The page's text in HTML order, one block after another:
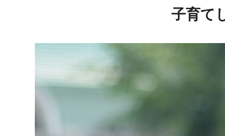
受講生インタビュー
最新口コミ情報
子育て